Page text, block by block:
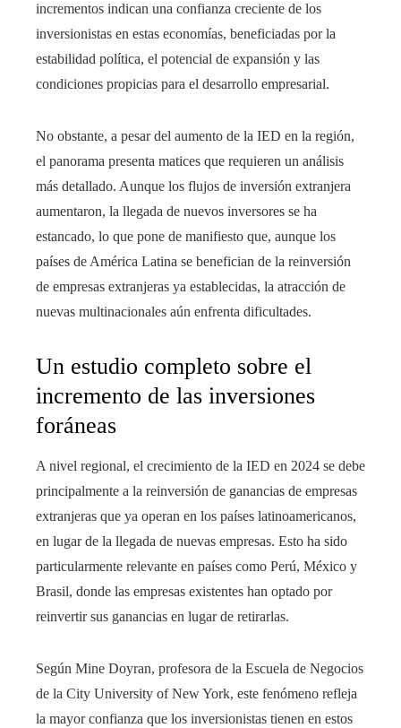
incrementos indican una confianza creciente de los
inversionistas en estas economías, beneficiadas por la
estabilidad política, el potencial de expansión y las
condiciones propicias para el desarrollo empresarial.
No obstante, a pesar del aumento de la IED en la región,
el panorama presenta matices que requieren un análisis
más detallado. Aunque los flujos de inversión extranjera
aumentaron, la llegada de nuevos inversores se ha
estancado, lo que pone de manifiesto que, aunque los
países de América Latina se benefician de la reinversión
de empresas extranjeras ya establecidas, la atracción de
nuevas multinacionales aún enfrenta dificultades.
Un estudio completo sobre el
incremento de las inversiones
foráneas
A nivel regional, el crecimiento de la IED en 2024 se debe
principalmente a la reinversión de ganancias de empresas
extranjeras que ya operan en los países latinoamericanos,
en lugar de la llegada de nuevas empresas. Esto ha sido
particularmente relevante en países como Perú, México y
Brasil, donde las empresas existentes han optado por
reinvertir sus ganancias en lugar de retirarlas.
Según Mine Doyran, profesora de la Escuela de Negocios
de la City University of New York, este fenómeno refleja
la mayor confianza que los inversionistas tienen en estos